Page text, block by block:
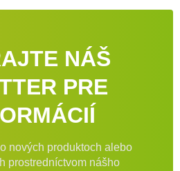
NÁŠ
PRE
nových produktoch alebo
prostredníctvom nášho